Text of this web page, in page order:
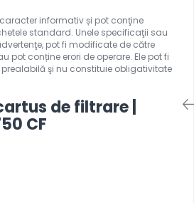
si cap
si
si
de filtrare |
CF